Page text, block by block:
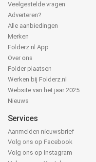
Veelgestelde vragen
Adverteren?
Alle aanbiedingen
Merken
Folderz.nl App
Over ons
Folder plaatsen
Werken bij Folderz.nl
Website van het jaar 2025
Nieuws
Services
Aanmelden nieuwsbrief
Volg ons op Facebook
Volg ons op Instagram